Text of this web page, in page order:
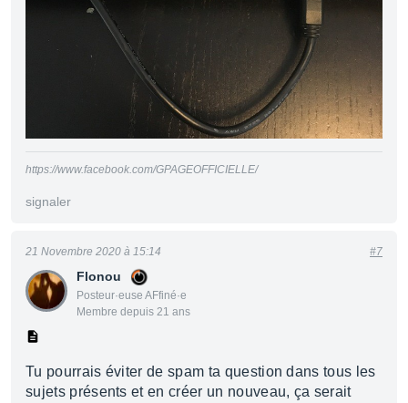
https://www.facebook.com/GPAGEOFFICIELLE/
signaler
Flonou
Posteur·euse AFfiné·e
Membre depuis 21 ans
21 Novembre 2020 à 15:14 #7
Tu pourrais éviter de spam ta question dans tous les
sujets présents et en créer un nouveau, ça serait